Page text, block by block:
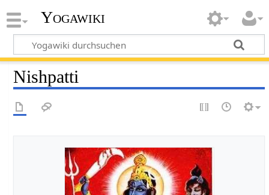
Yogawiki
Nishpatti